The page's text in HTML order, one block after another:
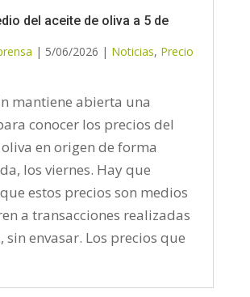
del aceite de oliva a 5 de
| 5/06/2026 | Noticias, Precio
mantiene abierta una
conocer los precios del
en origen de forma
los viernes. Hay que
estos precios son medios
a transacciones realizadas
sin envasar. Los precios que